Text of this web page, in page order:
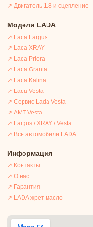
↗ Двигатель 1.8 и сцепление
Модели LADA
↗ Lada Largus
↗ Lada XRAY
↗ Lada Priora
↗ Lada Granta
↗ Lada Kalina
↗ Lada Vesta
↗ Сервис Lada Vesta
↗ АМТ Vesta
↗ Largus / XRAY / Vesta
↗ Все автомобили LADA
Информация
↗ Контакты
↗ О нас
↗ Гарантия
↗ LADA жрет масло